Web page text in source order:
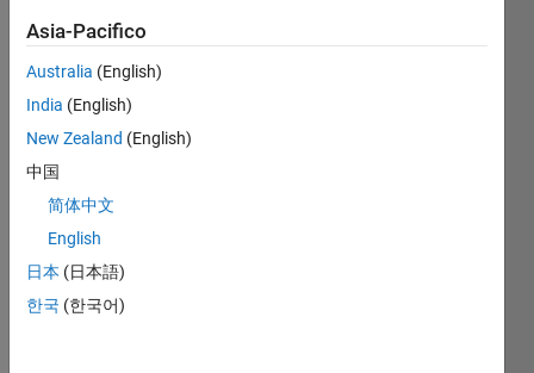
Stats
1918
Solutions
857
Solvers
Last
Solution
Asia-Pacifico
Australia (English)
India (English)
New Zealand (English)
中国
简体中文
English
日本 (日本語)
한국 (한국어)